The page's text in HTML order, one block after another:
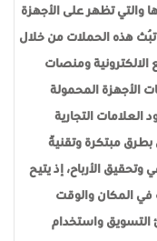
والتي تظهر على الأجهزة
تُبث هذه الحملات من خلال
الالكترونية ومنصات
الأجهزة المحمولة
العلامات التجارية
مبتكرة وتقنيّة
الأرباح، إذ يتيح
المكان والوقت
التسويق واستخدام